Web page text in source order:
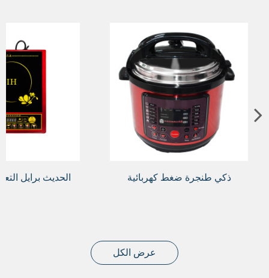
الحديث برايل ذكي طنجرة ضغط كهربائية
عرض الكل